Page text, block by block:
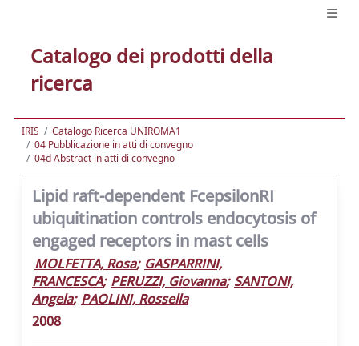
Catalogo dei prodotti della
ricerca
IRIS
Catalogo Ricerca UNIROMA1
04 Pubblicazione in atti di convegno
04d Abstract in atti di convegno
Lipid raft-dependent FcepsilonRI
ubiquitination controls endocytosis of
engaged receptors in mast cells
MOLFETTA, Rosa; GASPARRINI,
FRANCESCA; PERUZZI, Giovanna; SANTONI,
Angela; PAOLINI, Rossella
2008